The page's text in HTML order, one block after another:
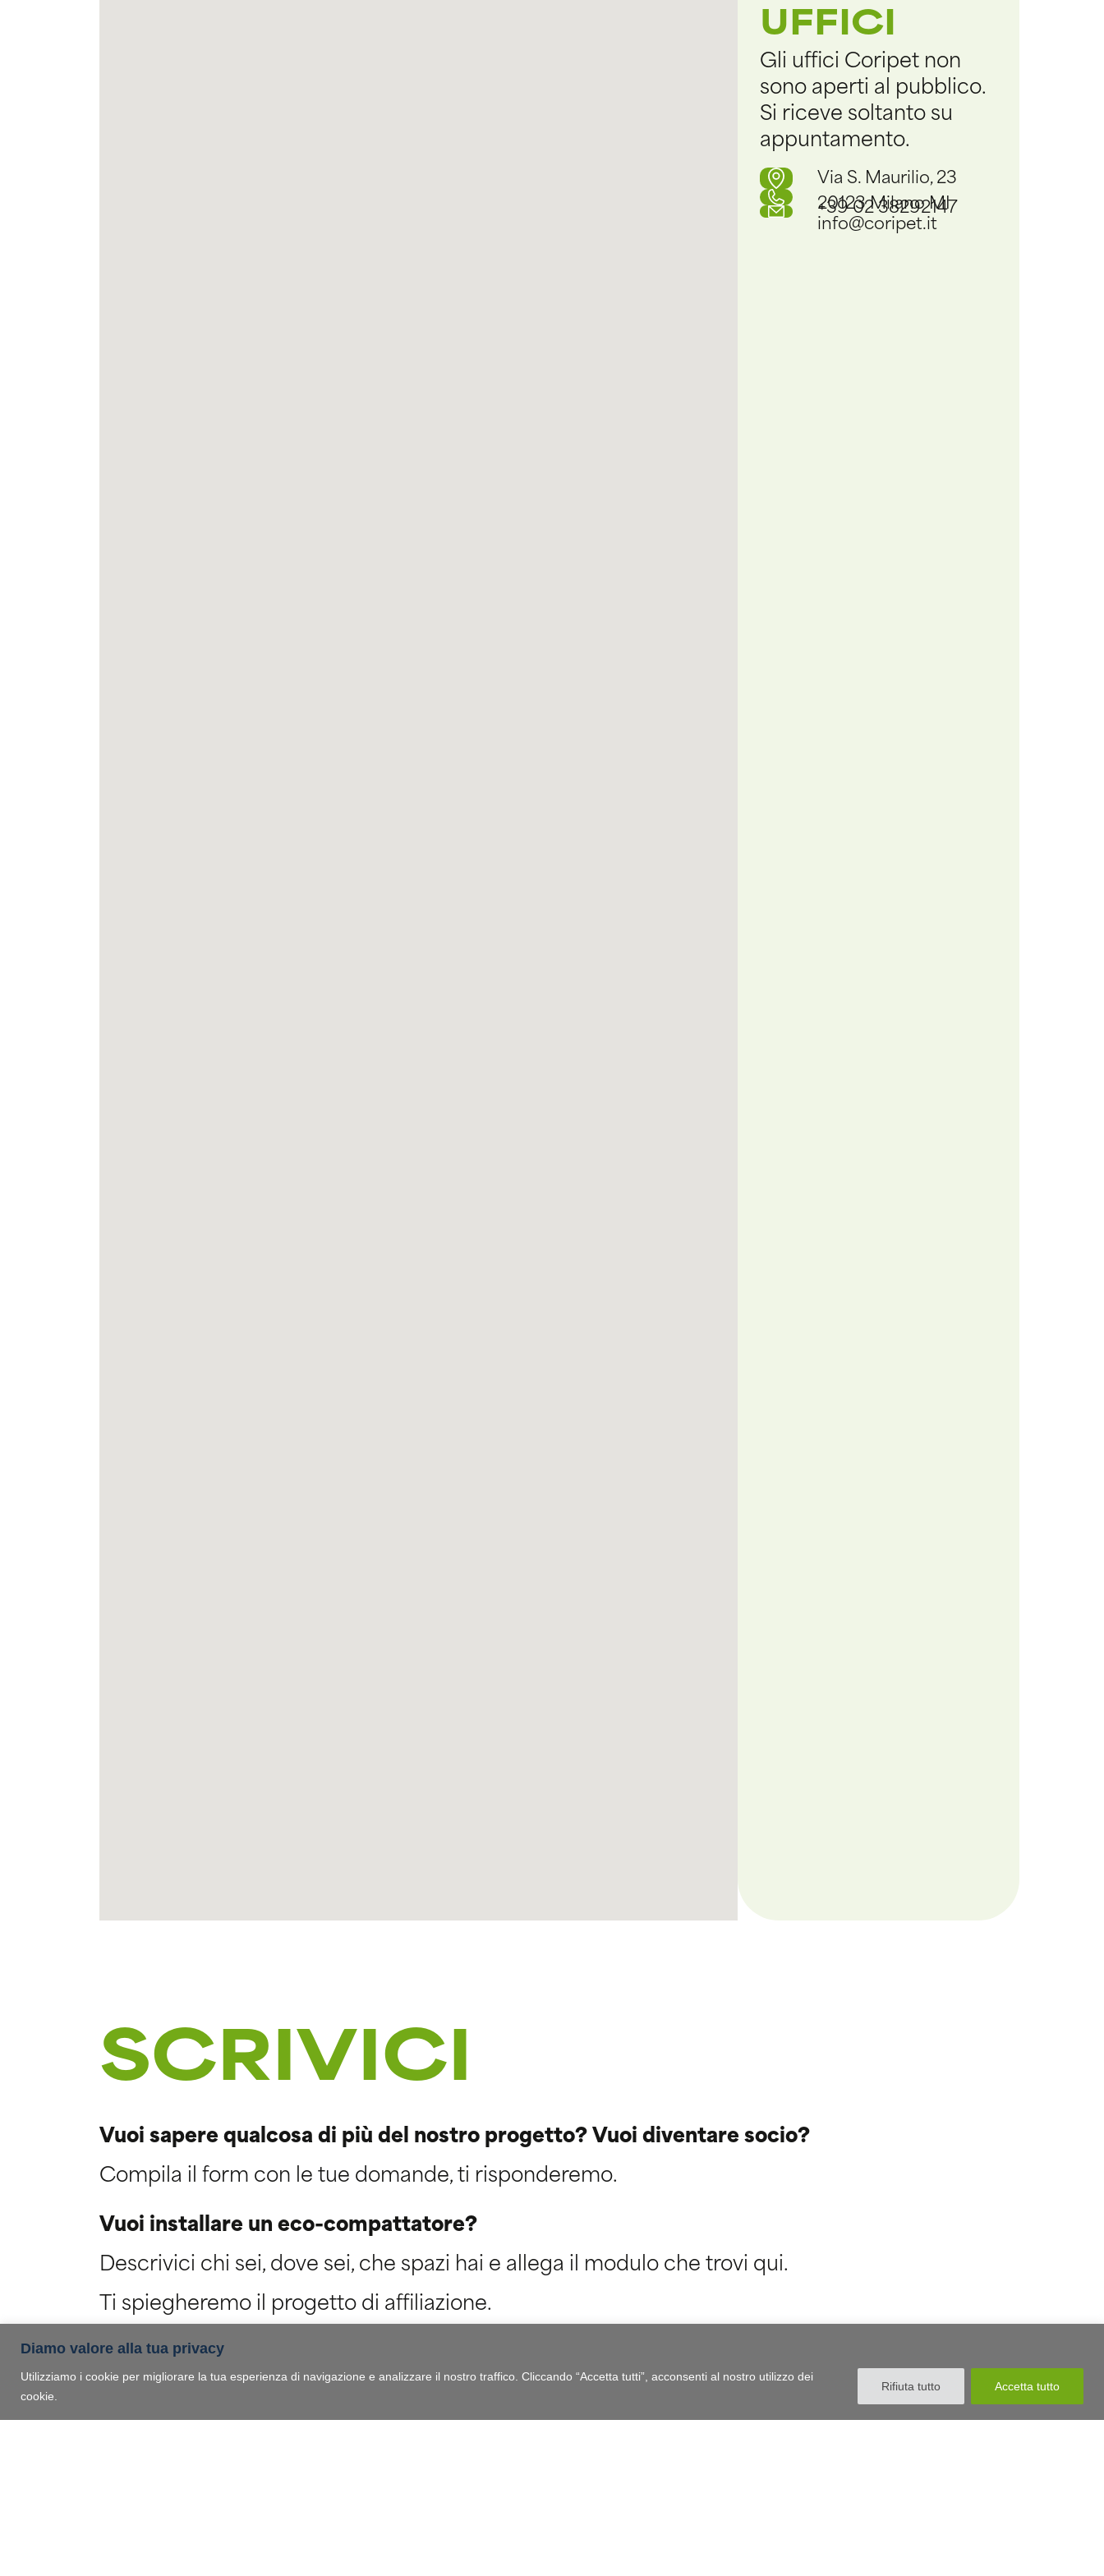
Diamo valore alla tua privacy
Utilizziamo i cookie per migliorare la tua esperienza di navigazione e analizzare il nostro traffico. Cliccando “Accetta tutti”, acconsenti al nostro utilizzo dei
cookie.
Rifiuta tutto Accetta tutto
Gli uffici Coripet non
sono aperti al pubblico.
Si riceve soltanto su
appuntamento.
Via S. Maurilio, 23
20123 Milano MI
+39 02 38292147
info@coripet.it
UFFICI
SCRIVICI
Vuoi sapere qualcosa di più del nostro progetto? Vuoi diventare socio?
Compila il form con le tue domande, ti risponderemo.
Vuoi installare un eco-compattatore?
Descrivici chi sei, dove sei, che spazi hai e allega il modulo che trovi qui.
Ti spiegheremo il progetto di affiliazione.
Chi sei?